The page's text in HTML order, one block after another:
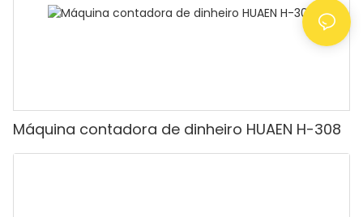
Máquina contadora de dinheiro HUAEN H-308